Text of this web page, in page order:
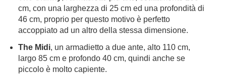
cm, con una larghezza di 25 cm ed una profondità di
46 cm, proprio per questo motivo è perfetto
accoppiato ad un altro della stessa dimensione.
The Midi, un armadietto a due ante, alto 110 cm,
largo 85 cm e profondo 40 cm, quindi anche se
piccolo è molto capiente.